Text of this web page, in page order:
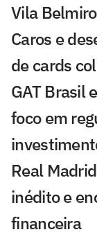
Vila Belmiro
Caros e
de cards
GAT Brasil
foco em
Real
inédito e
financeira